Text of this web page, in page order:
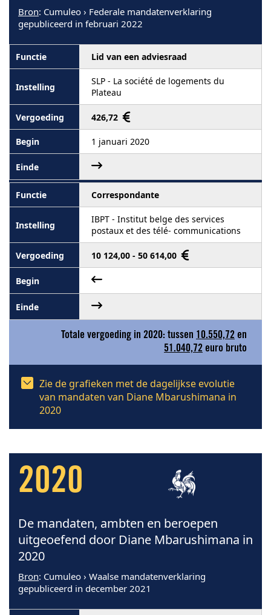
Bron: Cumuleo › Federale mandatenverklaring
gepubliceerd in februari 2022
Lid van een adviesraad
SLP - La société de logements du
Plateau
426,72
1 januari 2020
Correspondante
IBPT - Institut belge des services
postaux et des télé- communications
10 124,00 - 50 614,00
Totale vergoeding in 2020: tussen 10.550,72 en
51.040,72 euro bruto
Zie de grafieken met de dagelijkse evolutie
van mandaten van Diane Mbarushimana in
2020
2020
De mandaten, ambten en beroepen
uitgeoefend door Diane Mbarushimana in
2020
Bron: Cumuleo › Waalse mandatenverklaring
gepubliceerd in december 2021